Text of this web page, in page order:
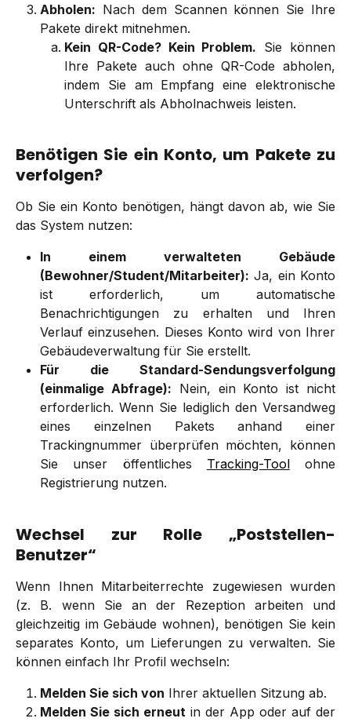
Abholen: Nach dem Scannen können Sie Ihre
Pakete direkt mitnehmen.
Kein QR-Code? Kein Problem. Sie können
Ihre Pakete auch ohne QR-Code abholen,
indem Sie am Empfang eine elektronische
Unterschrift als Abholnachweis leisten.
Benötigen Sie ein Konto, um Pakete zu
verfolgen?
Ob Sie ein Konto benötigen, hängt davon ab, wie Sie
das System nutzen:
In einem verwalteten Gebäude
(Bewohner/Student/Mitarbeiter): Ja, ein Konto
ist erforderlich, um automatische
Benachrichtigungen zu erhalten und Ihren
Verlauf einzusehen. Dieses Konto wird von Ihrer
Gebäudeverwaltung für Sie erstellt.
Für die Standard-Sendungsverfolgung
(einmalige Abfrage): Nein, ein Konto ist nicht
erforderlich. Wenn Sie lediglich den Versandweg
eines einzelnen Pakets anhand einer
Trackingnummer überprüfen möchten, können
Sie unser öffentliches Tracking-Toolohne
Registrierung nutzen.
Wechsel zur Rolle „Poststellen-
Benutzer“
Wenn Ihnen Mitarbeiterrechte zugewiesen wurden
(z. B. wenn Sie an der Rezeption arbeiten und
gleichzeitig im Gebäude wohnen), benötigen Sie kein
separates Konto, um Lieferungen zu verwalten. Sie
können einfach Ihr Profil wechseln:
Melden Sie sich von Ihrer aktuellen Sitzung ab.
Melden Sie sich erneut in der App oder auf der